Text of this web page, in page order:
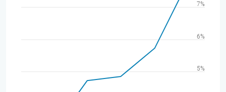
5%
6%
7%